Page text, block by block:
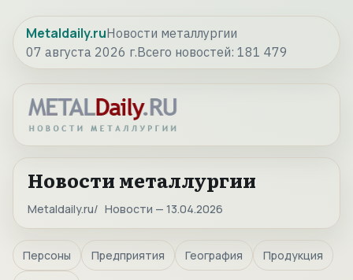
Metaldaily.ruНовости металлургии
07 августа 2026 г.Всего новостей: 181 479
Новости металлургии
Metaldaily.ru Новости — 13.04.2026
Персоны Предприятия География Продукция